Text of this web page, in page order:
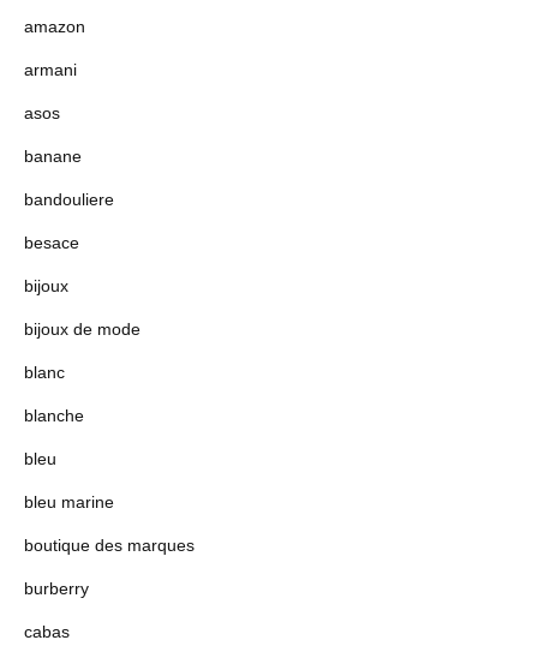
amazon
armani
asos
banane
bandouliere
besace
bijoux
bijoux de mode
blanc
blanche
bleu
bleu marine
boutique des marques
burberry
cabas